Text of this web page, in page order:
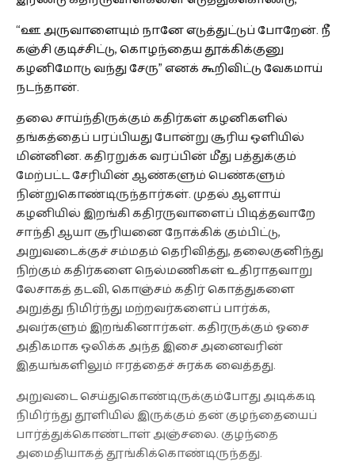
“ஊ அருவாளையும் நானே எடுத்துட்டுப் போறேன். நீ
கஞ்சி குடிச்சிட்டு, கொழந்தைய தூக்கிக்குனு
கழனிமோடு வந்து சேரு” எனக் கூறிவிட்டு வேகமாய்
நடந்தான்.
தலை சாய்ந்திருக்கும் கதிர்கள் கழனிகளில்
தங்கத்தைப் பரப்பியது போன்று சூரிய ஒளியில்
மின்னின. கதிரறுக்க வரப்பின் மீது பத்துக்கும்
மேற்பட்ட சேரியின் ஆண்களும் பெண்களும்
நின்றுகொண்டிருந்தார்கள். முதல் ஆளாய்
கழனியில் இறங்கி கதிரருவாளைப் பிடித்தவாறே
சாந்தி ஆயா சூரியனை நோக்கிக் கும்பிட்டு,
அறுவடைக்குச் சம்மதம் தெரிவித்து, தலைகுனிந்து
நிற்கும் கதிர்களை நெல்மணிகள் உதிராதவாறு
லேசாகத் தடவி, கொஞ்சம் கதிர் கொத்துகளை
அறுத்து நிமிர்ந்து மற்றவர்களைப் பார்க்க,
அவர்களும் இறங்கினார்கள். கதிரருக்கும் ஓசை
அதிகமாக ஒலிக்க அந்த இசை அனைவரின்
இதயங்களிலும் ஈரத்தைச் சுரக்க வைத்தது.
அறுவடை செய்துகொண்டிருக்கும்போது அடிக்கடி
நிமிர்ந்து தூளியில் இருக்கும் தன் குழந்தையைப்
பார்த்துக்கொண்டாள் அஞ்சலை. குழந்தை
அமைதியாகத் தூங்கிக்கொண்டிருந்தது.